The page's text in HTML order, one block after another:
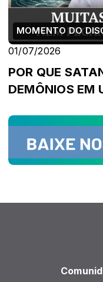
MOMENTO DO
01/07/2026
POR QUE
DEMÔNIOS EM